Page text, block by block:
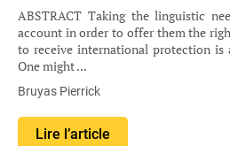
ABSTRACT Taking the linguistic
account in order to offer them the
to receive international protection is
One might ...
Bruyas Pierrick
Lire l’article